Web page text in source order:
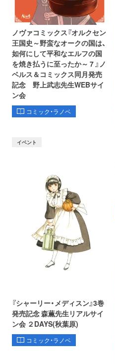
ノヴァコミックス『オルクセン
王国史～野蛮なオークの国は、
如何にして平和なエルフの国
を焼き払うに至ったか～ 7 』ノ
ベルス＆コミックス同月発売
記念 野上武志先生WEBサイ
ン会
コミック・ラノベ
イベント
『シャーリー・メディスン』3巻
発売記念 森薫先生リアルサイ
ン会 ２DAYS(秋葉原)
コミック・ラノベ